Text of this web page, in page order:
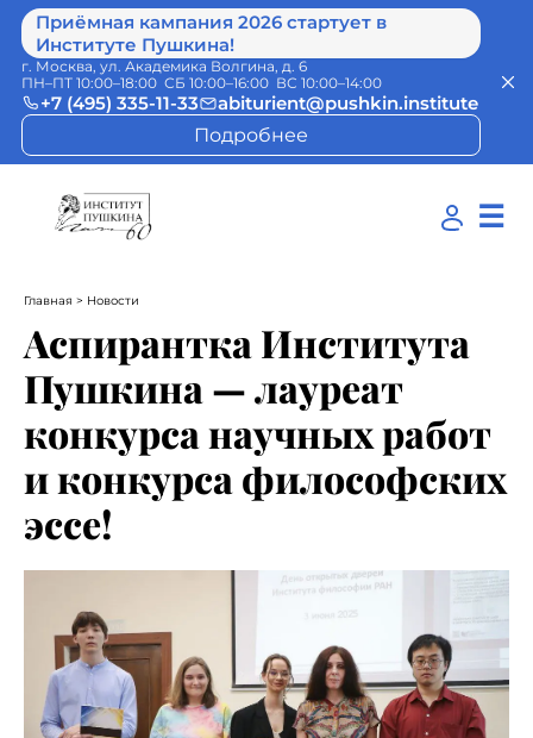
Приёмная кампания 2026 стартует в
Институте Пушкина!
г. Москва, ул. Академика Волгина, д. 6
ПН–ПТ 10:00–18:00 СБ 10:00–16:00 ВС 10:00–14:00
+7 (495) 335-11-33
abiturient@pushkin.institute
Подробнее
☰
Главная > Новости
Аспирантка Института
Пушкина — лауреат
конкурса научных работ
и конкурса философских
эссе!